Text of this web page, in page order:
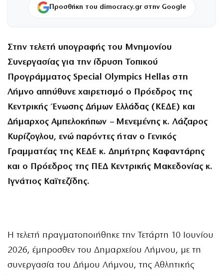
Προσθήκη του dimocracy.gr στην Google
Στην τελετή υπογραφής του Μνημονίου
Συνεργασίας για την ίδρυση Τοπικού
Προγράμματος Special Olympics Hellas στη
Λήμνο απηύθυνε χαιρετισμό ο Πρόεδρος της
Κεντρικής Ένωσης Δήμων Ελλάδας (ΚΕΔΕ) και
Δήμαρχος Αμπελοκήπων – Μενεμένης κ. Λάζαρος
Κυρίζογλου, ενώ παρόντες ήταν ο Γενικός
Γραμματέας της ΚΕΔΕ κ. Δημήτρης Καφαντάρης
και ο Πρόεδρος της ΠΕΔ Κεντρικής Μακεδονίας κ.
Ιγνάτιος Καϊτεζίδης.
Η τελετή πραγματοποιήθηκε την Τετάρτη 10 Ιουνίου
2026, έμπροσθεν του Δημαρχείου Λήμνου, με τη
συνεργασία του Δήμου Λήμνου, της Αθλητικής